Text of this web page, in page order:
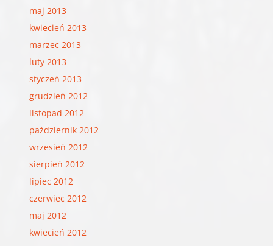
maj 2013
kwiecień 2013
marzec 2013
luty 2013
styczeń 2013
grudzień 2012
listopad 2012
październik 2012
wrzesień 2012
sierpień 2012
lipiec 2012
czerwiec 2012
maj 2012
kwiecień 2012